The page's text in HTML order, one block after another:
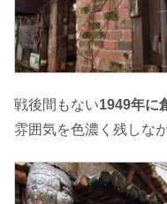
戦後間もない1949年に
雰囲気を色濃く残しな